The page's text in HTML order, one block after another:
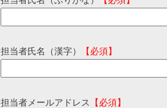
担当者氏名（漢字） 【必須】
担当者メールアドレス 【必須】